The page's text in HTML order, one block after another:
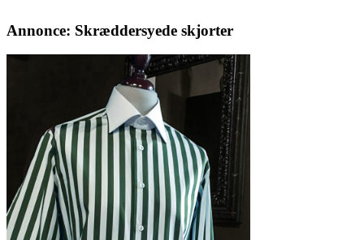
Annonce: Skræddersyede skjorter